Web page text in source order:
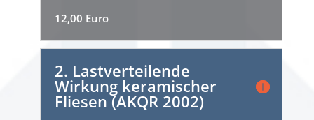
12,00 Euro
2. Lastverteilende
Wirkung keramischer
Fliesen (AKQR 2002)